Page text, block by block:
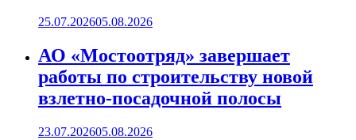
25.07.202605.08.2026
АО «Мостоотряд» завершает
работы по строительству новой
взлетно-посадочной полосы
23.07.202605.08.2026